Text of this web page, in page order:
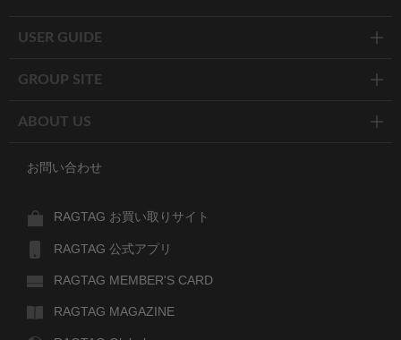
USER GUIDE
GROUP SITE
ABOUT US
お問い合わせ
RAGTAG お買い取りサイト
RAGTAG 公式アプリ
RAGTAG MEMBER'S CARD
RAGTAG MAGAZINE